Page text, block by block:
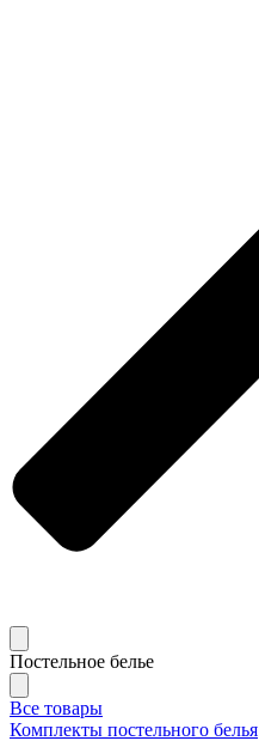
Постельное белье
Все товары
Комплекты постельного белья